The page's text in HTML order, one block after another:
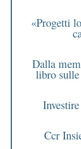
«Progetti
Dalla
libro
Ccr